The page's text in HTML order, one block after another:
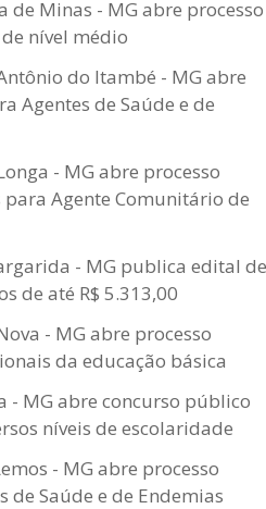
de Minas - MG abre processo
nível médio
do Itambé - MG abre
Agentes de Saúde e de
- MG abre processo
para Agente Comunitário de
- MG publica edital de
de até R$ 5.313,00
- MG abre processo
da educação básica
- MG abre concurso público
níveis de escolaridade
- MG abre processo
de Saúde e de Endemias